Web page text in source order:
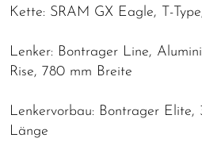
Kette: SRAM GX Eagle, T-
Lenker: Bontrager Line,
Rise, 780 mm Breite
Lenkervorbau: Bontrager
Länge